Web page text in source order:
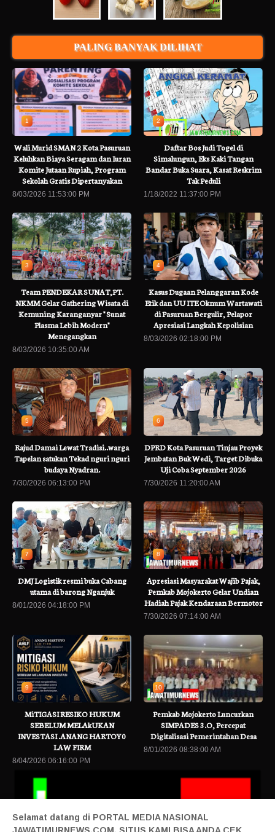
PALING BANYAK DILIHAT
1
Wali Murid SMAN 2 Kota Pasuruan
Keluhkan Biaya Seragam dan Iuran
Komite Jutaan Rupiah, Program
Sekolah Gratis Dipertanyakan
8/03/2026 11:53:00 PM
2
Daftar Bos Judi Togel di
Simalungun, Eks Kaki Tangan
Bandar Buka Suara, Kasat Reskrim
Tak Peduli
1/18/2022 11:37:00 PM
3
Team PENDEKAR SUNAT,PT.
NKMM Gelar Gathering Wisata di
Kemuning Karanganyar " Sunat
Plasma Lebih Modern"
Menegangkan
8/03/2026 10:35:00 AM
4
Kasus Dugaan Pelanggaran Kode
Etik dan UU ITE Oknum Wartawati
di Pasuruan Bergulir, Pelapor
Apresiasi Langkah Kepolisian
8/03/2026 02:18:00 PM
5
Rajud Damai Lewat Tradisi..warga
Tapelan satukan Tekad nguri nguri
budaya Nyadran.
7/30/2026 06:13:00 PM
6
DPRD Kota Pasuruan Tinjau Proyek
Jembatan Buk Wedi, Target Dibuka
Uji Coba September 2026
7/30/2026 11:20:00 AM
7
DMJ Logistik resmi buka Cabang
utama di barong Nganjuk
8/01/2026 04:18:00 PM
8
Apresiasi Masyarakat Wajib Pajak,
Pemkab Mojokerto Gelar Undian
Hadiah Pajak Kendaraan Bermotor
7/30/2026 07:14:00 AM
9
MiTIGASI RESIKO HUKUM
SEBELUM MELAkUKAN
INVESTASI .ANANG HARTOY0
LAW FIRM
8/04/2026 06:16:00 PM
10
Pemkab Mojokerto Luncurkan
SIMPADES 3.O, Percepat
Digitalisasi Pemerintahan Desa
8/01/2026 08:38:00 AM
Selamat datang di PORTAL MEDIA NASIONAL